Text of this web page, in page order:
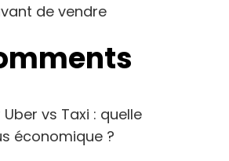
de vendre
Uber vs Taxi : quelle
économique ?